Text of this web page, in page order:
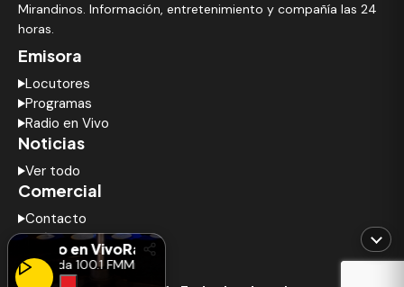
Mirandinos. Información, entretenimiento y compañía las 24
horas.
Emisora
Locutores
Programas
Radio en Vivo
Noticias
Ver todo
Comercial
Contacto
Anúnciate
Radio en VivoRadio en Vivo
Miranda 100.1 FMMiranda 100.1 FM